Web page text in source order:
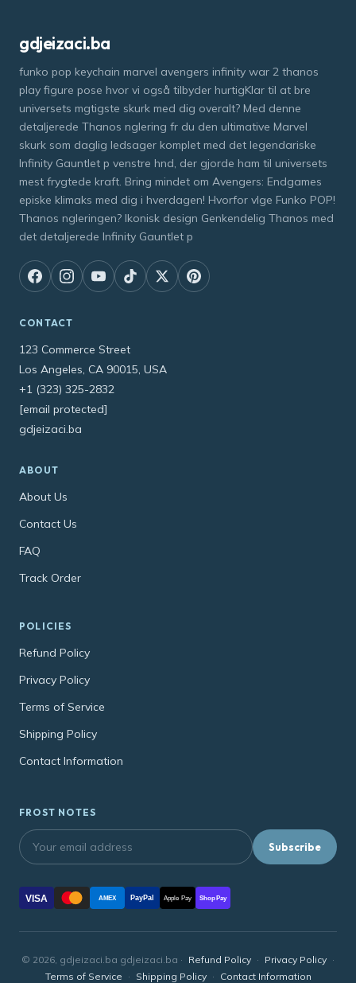
gdjeizaci.ba
funko pop keychain marvel avengers infinity war 2 thanos
play figure pose hvor vi også tilbyder hurtigKlar til at bre
universets mgtigste skurk med dig overalt? Med denne
detaljerede Thanos nglering fr du den ultimative Marvel
skurk som daglig ledsager komplet med det legendariske
Infinity Gauntlet p venstre hnd, der gjorde ham til universets
mest frygtede kraft. Bring mindet om Avengers: Endgames
episke klimaks med dig i hverdagen! Hvorfor vlge Funko POP!
Thanos ngleringen? Ikonisk design Genkendelig Thanos med
det detaljerede Infinity Gauntlet p
CONTACT
123 Commerce Street
Los Angeles, CA 90015, USA
+1 (323) 325-2832
[email protected]
gdjeizaci.ba
ABOUT
About Us
Contact Us
FAQ
Track Order
POLICIES
Refund Policy
Privacy Policy
Terms of Service
Shipping Policy
Contact Information
FROST NOTES
Subscribe
VISA AMEX PayPal Apple Pay Shop Pay
© 2026, gdjeizaci.ba gdjeizaci.ba · Refund Policy · Privacy Policy ·
Terms of Service · Shipping Policy · Contact Information